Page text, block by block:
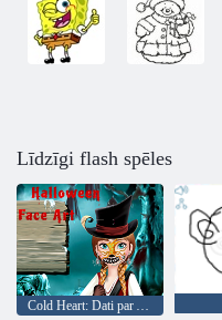
Līdzīgi flash spēles
Cold Heart: Dati par Annas sejas par Halloween